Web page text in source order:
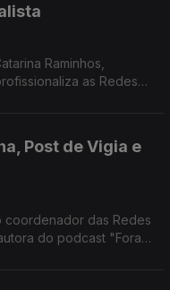
Raminhos,
as Redes
Post de Vigia e
coordenador das Redes
do podcast "Fora